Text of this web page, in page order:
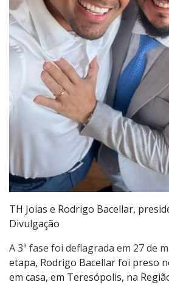
TH Joias e Rodrigo Bacellar,
Divulgação
A 3ª fase foi deflagrada em 27 de
etapa, Rodrigo Bacellar foi preso
em casa, em Teresópolis, na